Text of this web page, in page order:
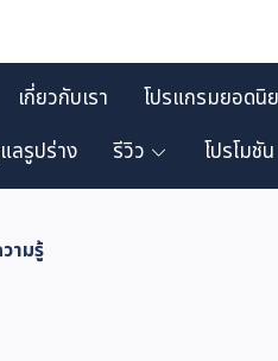
เกี่ยวกับเรา โปรแกรมยอดนิ
ลรูปร่าง
รีวิว โปรโมชัน
ามรู้